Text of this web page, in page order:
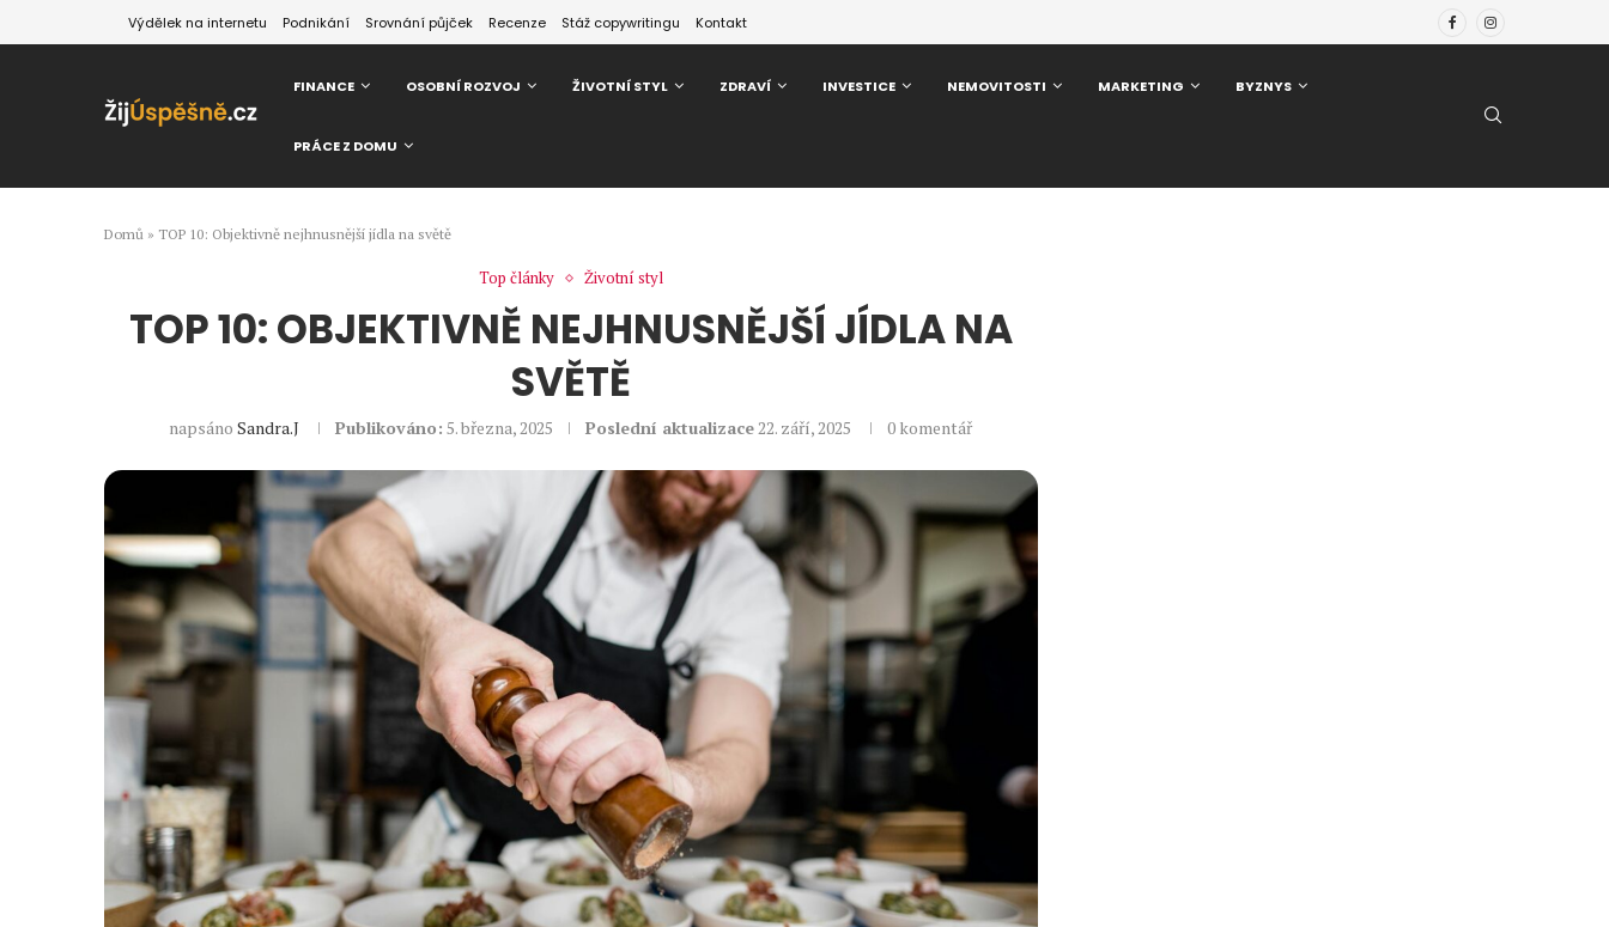
Výdělek na internetu Podnikání Srovnání půjček Recenze Stáž copywritingu Kontakt
FINANCE OSOBNÍ ROZVOJ ŽIVOTNÍ STYL ZDRAVÍ INVESTICE NEMOVITOSTI MARKETING BYZNYS
PRÁCE Z DOMU
Domů » TOP 10: Objektivně nejhnusnější jídla na světě
Top články Životní styl
TOP 10: OBJEKTIVNĚ NEJHNUSNĚJŠÍ JÍDLA NA
SVĚTĚ
napsánoSandra.J Publikováno: 5. března, 2025 Poslední aktualizace22. září, 2025 0 komentář